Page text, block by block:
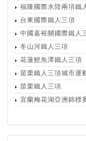
福隆國際水陸兩項鐵
台東國際鐵人三項
中國嘉裕關國際鐵人
冬山河鐵人三項
花蓮鯉魚潭鐵人三項
苗栗鐵人三項城市運
苗栗鐵人三項
宜蘭梅花湖亞洲錦標